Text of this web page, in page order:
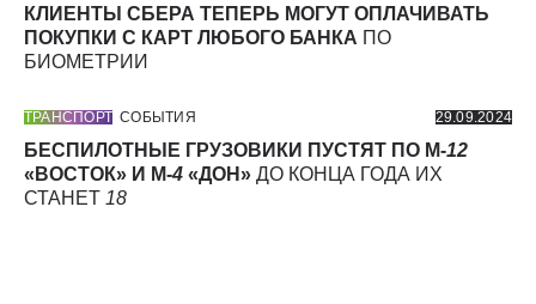
КЛИЕНТЫ СБЕРА ТЕПЕРЬ МОГУТ ОПЛАЧИВАТЬ
ПОКУПКИ С КАРТ ЛЮБОГО БАНКА ПО
БИОМЕТРИИ
ТРАНСПОРТ СОБЫТИЯ 29.09.2024
БЕСПИЛОТНЫЕ ГРУЗОВИКИ ПУСТЯТ ПО М-12
«ВОСТОК» И М-4 «ДОН» ДО КОНЦА ГОДА ИХ
СТАНЕТ 18